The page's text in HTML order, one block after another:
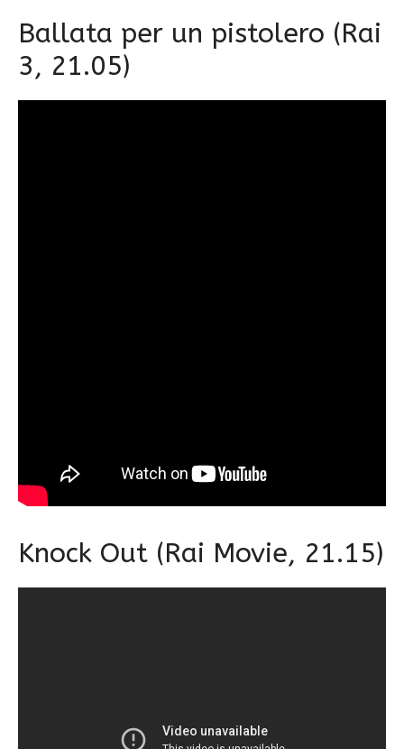
Ballata per un pistolero (Rai
3, 21.05)
Knock Out (Rai Movie, 21.15)